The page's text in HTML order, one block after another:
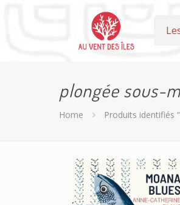
plongée sous-
Home Produits identifiés